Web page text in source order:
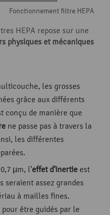
Fonctionnement filtre HEPA
HEPA repose sur une
physiques et mécaniques
les grosses
grâce aux différents
conçu de manière que
ne passe pas à travers la
les différentes
µm, l’effet d’inertie est
seraient assez grandes
à mailles fines.
être guidés par le